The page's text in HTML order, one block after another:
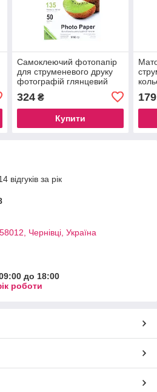
Самоклеючий фотопапір
для струменевого друку
фотографій глянцевий
Etalon 135g A4 50 аркушів/
уп.
324₴
Купити
179
за рік
Чернівці, Україна
до 18:00
роботи